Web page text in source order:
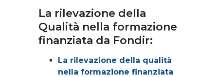
La rilevazione della
Qualità nella formazione
finanziata da Fondir:
La rilevazione della qualità
nella formazione finanziata